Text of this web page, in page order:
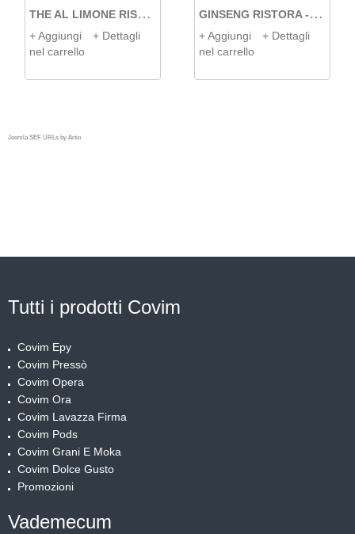
T
HE AL LIMONE RISTORA - 16 A MODO MIO
+ Aggiungi
nel carrello
+ Dettagli
G
INSENG RISTORA - 16 A MODO MIO
+ Aggiungi
nel carrello
+ Dettagli
Joomla SEF URLs by Artio
Tutti i prodotti Covim
Covim Epy
Covim Pressò
Covim Opera
Covim Ora
Covim Lavazza Firma
Covim Pods
Covim Grani E Moka
Covim Dolce Gusto
Promozioni
Vademecum